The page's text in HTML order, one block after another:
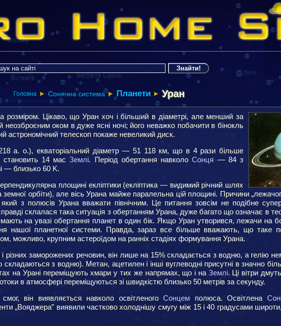
Головна ▶ Сонячна система ▶ Планети ▶ Уран
розміром. Цікаво, що Уран хоч і більший в діаметрі, але менший за
неозброєним оком в дуже ясні ночі; його неважко побачити в бінокль
астрономічний телескоп покаже невеликий диск.
а. о.), екваторіальний діаметр — 51 118 км, що в 4 рази більше
14 масЗемлі. Період обертання навколоСонця — 84 з
— близько 60 K.
площині екліптики (екліптика — видимий річний шлях
орбіти), але вісь Урана майже паралельна цій площині. Причини
який з полюсів Урана вважати північним. Це питання зовсім не подібне
склалася така ситуація з обертанням Урана, дуже багато що означає в
на увазі обертання планет в один бік. Якщо Уран утворився, лежачи на
нашої планетної системи. Правда, зараз все більше вважають, що таке
можливо, крупним астероїдом на ранніх стадіях формування Урана.
різних заморожених речовин, він лише на 15% складається з водню, а гелію
складаються з водню). Метан, ацетилен і інші вуглеводні присутні в значно
на Урані переміщують хмари у тих же напрямах, що і на Землі. Ці вітри
в атмосфері переміщуються зі швидкістю близько 50 метрів за секунду.
він виявляється навколо освітленогоСонцем полюса. Освітлена
„Вояджера” виявили частково холоднішу смугу між 15 і 40 градусами